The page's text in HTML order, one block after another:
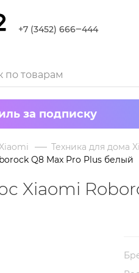
+7 (3452) 666‒444
за подписку
Техника для дома
Q8 Max Pro Plus белый
Xiaomi